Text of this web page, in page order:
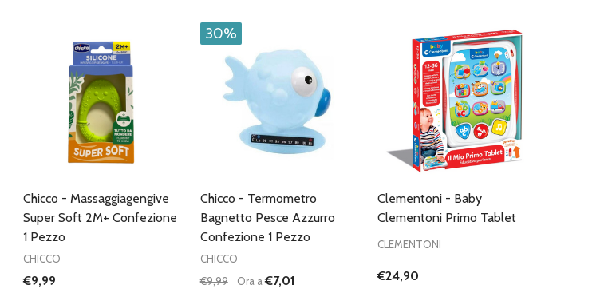
Chicco - Massaggiagengive
Super Soft 2M+ Confezione
1 Pezzo
CHICCO
€9,99
30%
Chicco - Termometro
Bagnetto Pesce Azzurro
Confezione 1 Pezzo
CHICCO
€9,99
Ora a€7,01
Clementoni - Baby
Clementoni Primo Tablet
CLEMENTONI
€24,90